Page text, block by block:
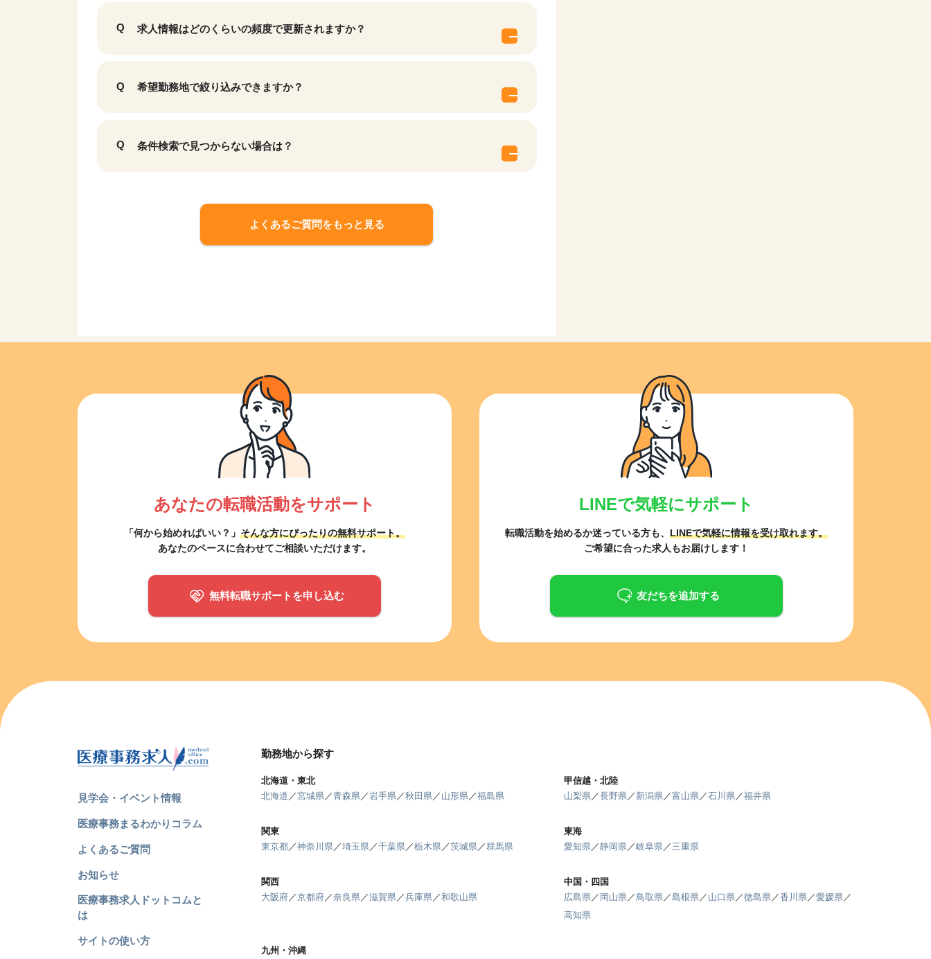
求人情報はどのくらいの頻度で更新されますか？
希望勤務地で絞り込みできますか？
条件検索で見つからない場合は？
よくあるご質問をもっと見る
あなたの転職活動をサポート
「何から始めればいい？」 そんな方にぴったりの無料サポート。
あなたのペースに合わせてご相談いただけます。
無料転職サポートを申し込む
LINEで気軽にサポート
転職活動を始めるか迷っている方も、 LINEで気軽に情報を受け取れます。
ご希望に合った求人もお届けします！
友だちを追加する
見学会・イベント情報
医療事務まるわかりコラム
よくあるご質問
お知らせ
医療事務求人ドットコムと
は
サイトの使い方
勤務地から探す
北海道・東北
北海道 ／宮城県／青森県／岩手県／秋田県／ 山形県／福島県
甲信越・北陸
山梨県／長野県／ 新潟県／富山県／石川県／福井県
関東
東京都／神奈川県／埼玉県／千葉県／栃木県／茨城県／群馬県
東海
愛知県／静岡県／岐阜県／三重県
関西
大阪府／京都府／奈良県／滋賀県／兵庫県／和歌山県
中国・四国
広島県／ 岡山県／鳥取県／島根県／ 山口県／徳島県／香川県／愛媛県／
高知県
九州・沖縄